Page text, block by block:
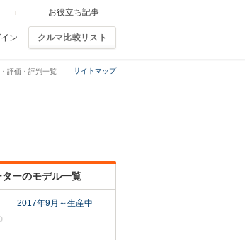
お役立ち記事
ン クルマ比較リスト
サイトマップ
評価・評判一覧
ーのモデル一覧
2017年9月～生産中